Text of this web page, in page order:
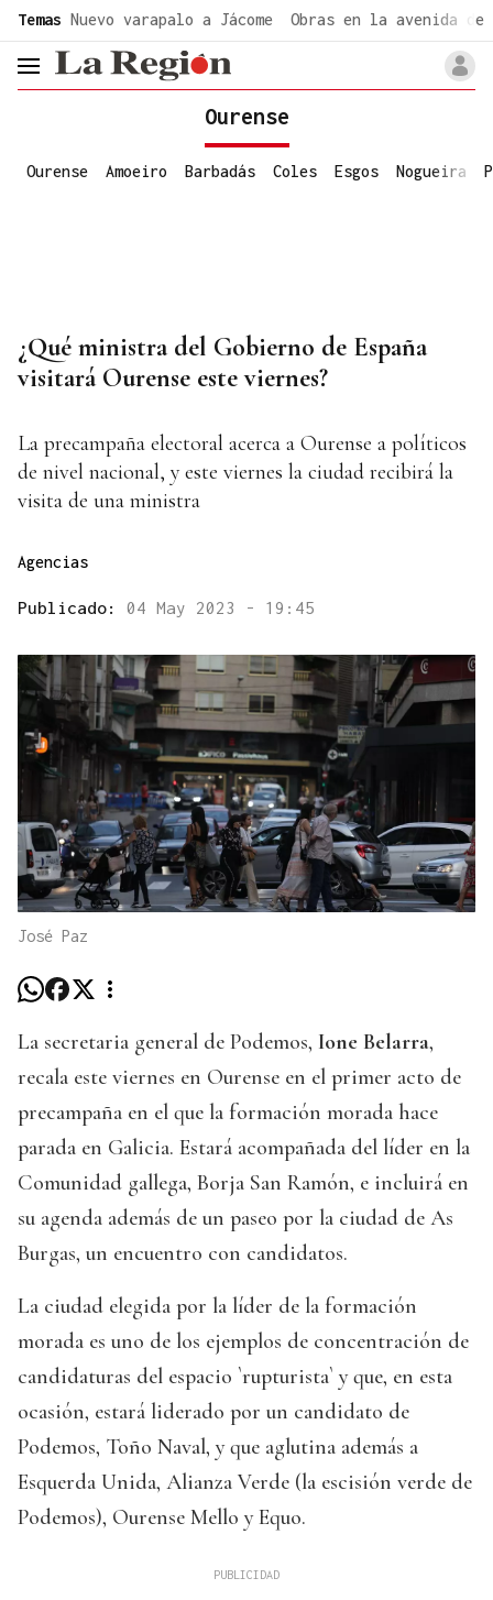
Temas Nuevo varapalo a Jácome Obras en la avenida de
header.menu.open
Ourense
Ourense Amoeiro Barbadás Coles Esgos Nogueira
¿Qué ministra del Gobierno de España
visitará Ourense este viernes?
La precampaña electoral acerca a Ourense a políticos
de nivel nacional, y este viernes la ciudad recibirá la
visita de una ministra
Agencias
Publicado: 04 May 2023 - 19:45
José Paz
La secretaria general de Podemos, Ione Belarra,
recala este viernes en Ourense en el primer acto de
precampaña en el que la formación morada hace
parada en Galicia. Estará acompañada del líder en la
Comunidad gallega, Borja San Ramón, e incluirá en
su agenda además de un paseo por la ciudad de As
Burgas, un encuentro con candidatos.
La ciudad elegida por la líder de la formación
morada es uno de los ejemplos de concentración de
candidaturas del espacio `rupturista` y que, en esta
ocasión, estará liderado por un candidato de
Podemos, Toño Naval, y que aglutina además a
Esquerda Unida, Alianza Verde (la escisión verde de
Podemos), Ourense Mello y Equo.